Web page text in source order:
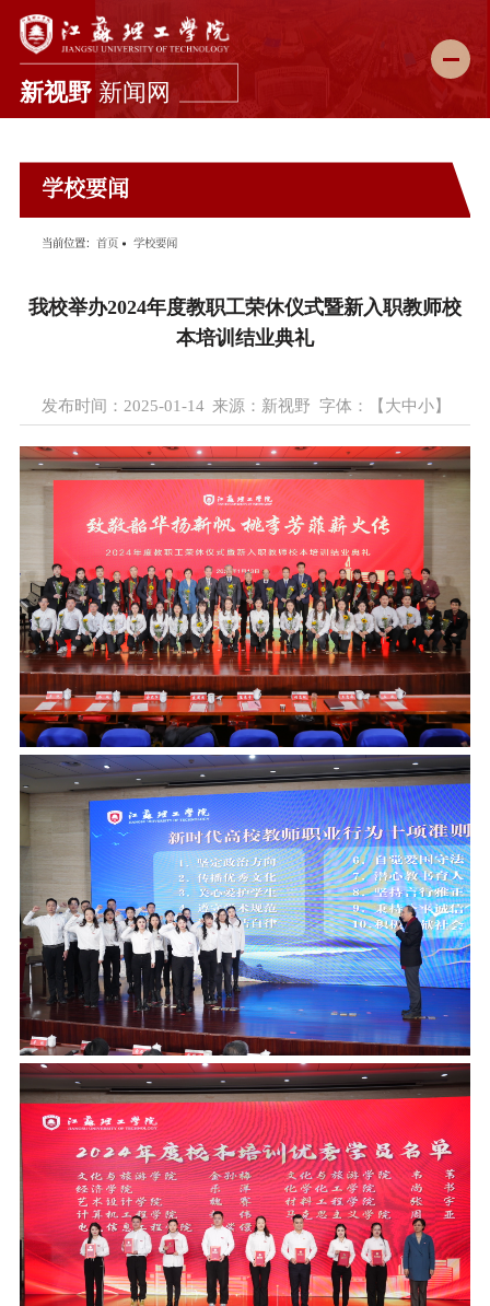
学校要闻
综合新闻
媒体理工
图说校园
理工影像
校报在线
学校主页 宣传部主页
学校要闻
当前位置： 首页 学校要闻
我校举办2024年度教职工荣休仪式暨新入职教师校
本培训结业典礼
发布时间：2025-01-14 来源：新视野 字体：【 大中小】